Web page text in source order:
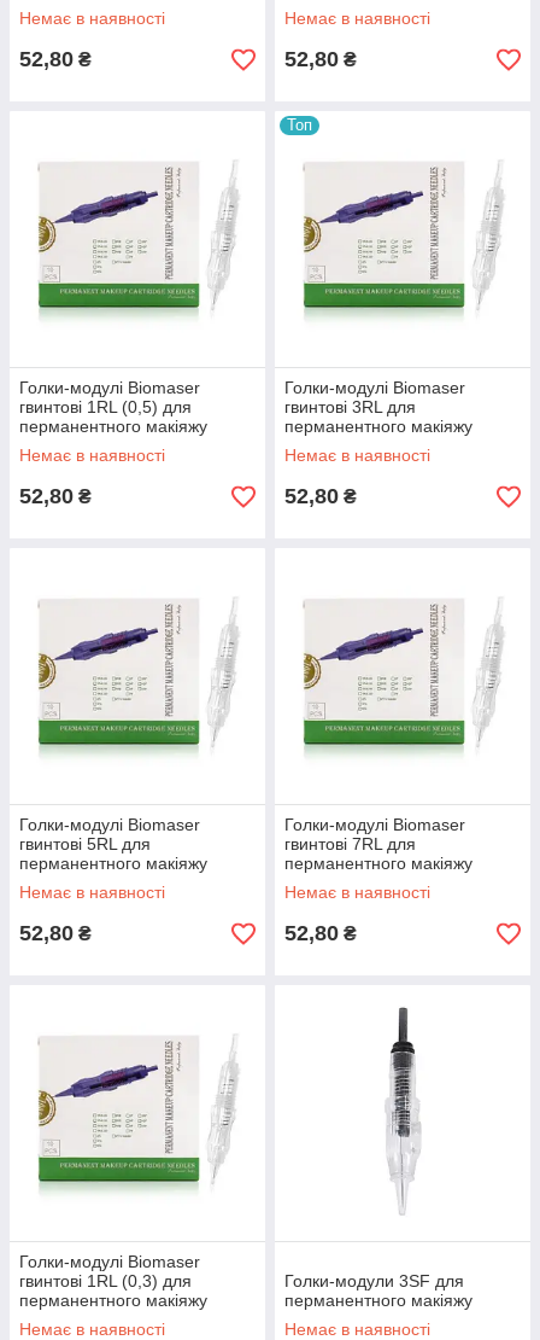
Немає в наявності
52,80 ₴
Немає в наявності
52,80 ₴
Голки-модулі Biomaser
гвинтові 1RL (0,5) для
перманентного макіяжу
Немає в наявності
52,80 ₴
Топ
Голки-модулі Biomaser
гвинтові 3RL для
перманентного макіяжу
Немає в наявності
52,80 ₴
Голки-модулі Biomaser
гвинтові 5RL для
перманентного макіяжу
Немає в наявності
52,80 ₴
Голки-модулі Biomaser
гвинтові 7RL для
перманентного макіяжу
Немає в наявності
52,80 ₴
Голки-модулі Biomaser
гвинтові 1RL (0,3) для
перманентного макіяжу
Немає в наявності
Голки-модули 3SF для
перманентного макіяжу
Немає в наявності